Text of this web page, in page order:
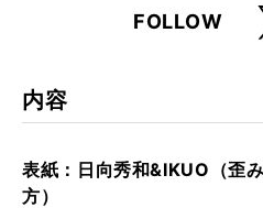
FOLLOW
内容
表紙：日向秀和&IKUO（歪
方）